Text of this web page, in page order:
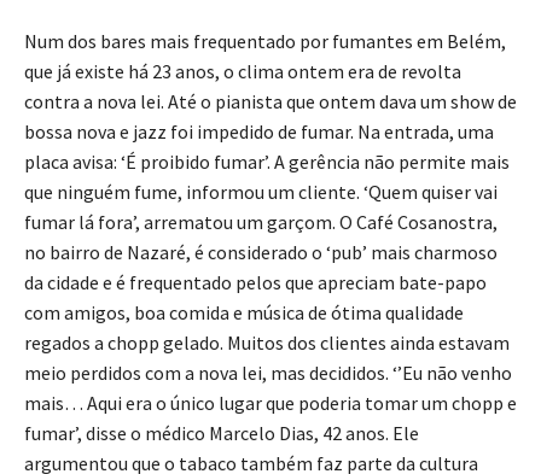
Num dos bares mais frequentado por fumantes em Belém,
que já existe há 23 anos, o clima ontem era de revolta
contra a nova lei. Até o pianista que ontem dava um show de
bossa nova e jazz foi impedido de fumar. Na entrada, uma
placa avisa: ‘É proibido fumar’. A gerência não permite mais
que ninguém fume, informou um cliente. ‘Quem quiser vai
fumar lá fora’, arrematou um garçom. O Café Cosanostra,
no bairro de Nazaré, é considerado o ‘pub’ mais charmoso
da cidade e é frequentado pelos que apreciam bate-papo
com amigos, boa comida e música de ótima qualidade
regados a chopp gelado. Muitos dos clientes ainda estavam
meio perdidos com a nova lei, mas decididos. ‘’Eu não venho
mais… Aqui era o único lugar que poderia tomar um chopp e
fumar’, disse o médico Marcelo Dias, 42 anos. Ele
argumentou que o tabaco também faz parte da cultura